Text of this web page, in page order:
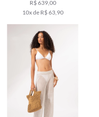
R$ 639,00
10x de R$ 63,90